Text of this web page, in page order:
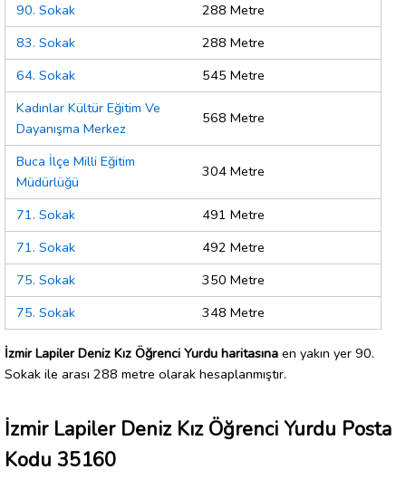
90. Sokak
288 Metre
83. Sokak
288 Metre
64. Sokak
545 Metre
Kadınlar Kültür Eğitim Ve
Dayanışma Merkez
568 Metre
Buca İlçe Milli Eğitim
Müdürlüğü
304 Metre
71. Sokak
491 Metre
71. Sokak
492 Metre
75. Sokak
350 Metre
75. Sokak
348 Metre
İzmir Lapiler Deniz Kız Öğrenci Yurdu haritasına en yakın yer 90.
Sokak ile arası 288 metre olarak hesaplanmıştır.
İzmir Lapiler Deniz Kız Öğrenci Yurdu Posta
Kodu 35160